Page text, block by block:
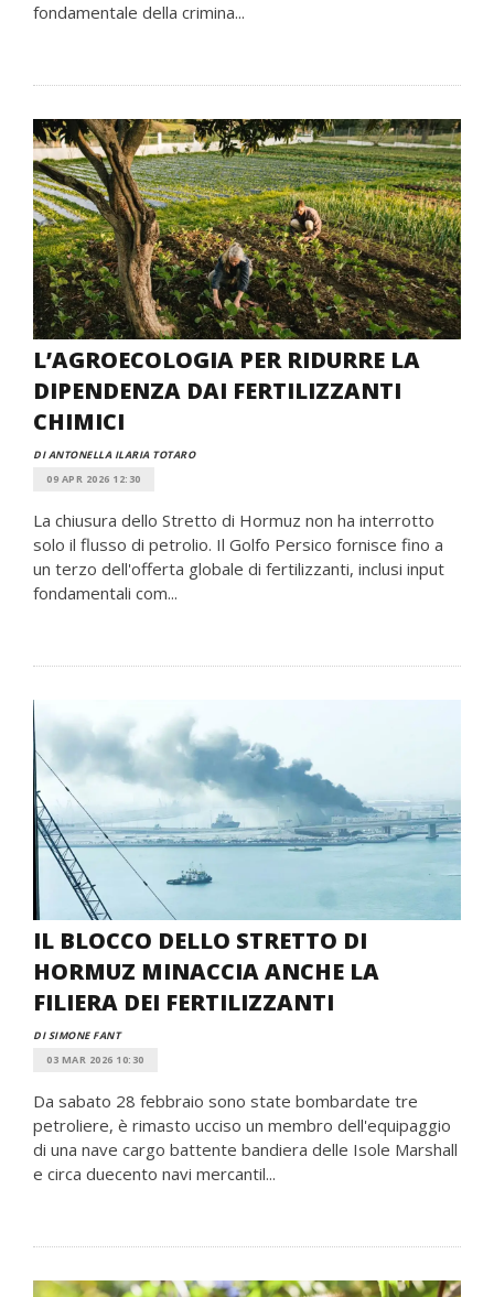
fondamentale della crimina...
L’AGROECOLOGIA PER RIDURRE LA
DIPENDENZA DAI FERTILIZZANTI
CHIMICI
DI ANTONELLA ILARIA TOTARO
09 APR 2026 12:30
La chiusura dello Stretto di Hormuz non ha interrotto
solo il flusso di petrolio. Il Golfo Persico fornisce fino a
un terzo dell'offerta globale di fertilizzanti, inclusi input
fondamentali com...
IL BLOCCO DELLO STRETTO DI
HORMUZ MINACCIA ANCHE LA
FILIERA DEI FERTILIZZANTI
DI SIMONE FANT
03 MAR 2026 10:30
Da sabato 28 febbraio sono state bombardate tre
petroliere, è rimasto ucciso un membro dell'equipaggio
di una nave cargo battente bandiera delle Isole Marshall
e circa duecento navi mercantil...